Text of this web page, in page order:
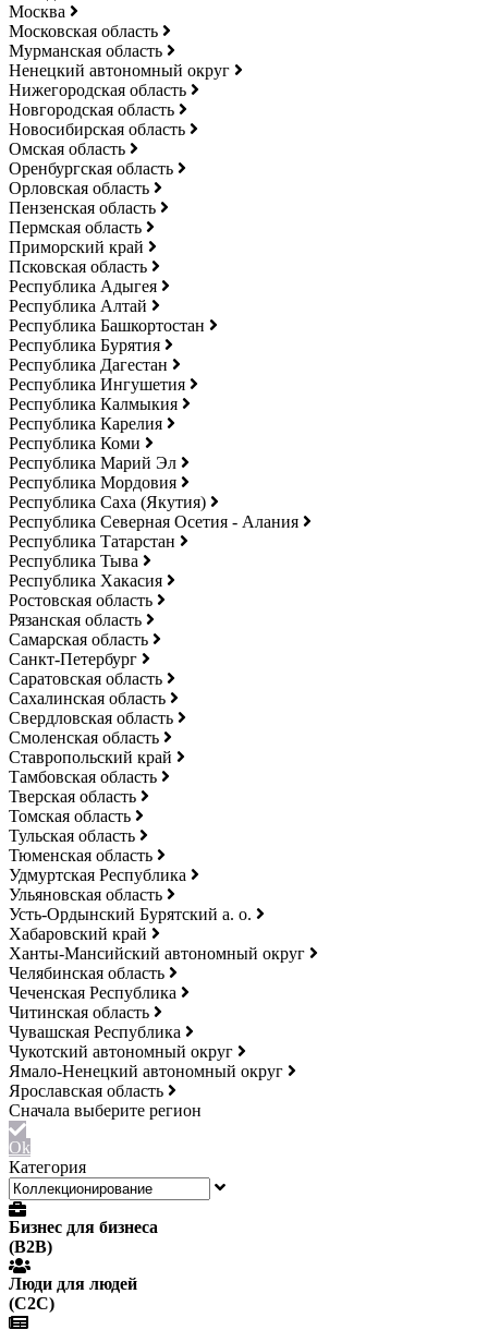
Москва
Московская область
Мурманская область
Ненецкий автономный округ
Нижегородская область
Новгородская область
Новосибирская область
Омская область
Оренбургская область
Орловская область
Пензенская область
Пермская область
Приморский край
Псковская область
Республика Адыгея
Республика Алтай
Республика Башкортостан
Республика Бурятия
Республика Дагестан
Республика Ингушетия
Республика Калмыкия
Республика Карелия
Республика Коми
Республика Марий Эл
Республика Мордовия
Республика Саха (Якутия)
Республика Северная Осетия - Алания
Республика Татарстан
Республика Тыва
Республика Хакасия
Ростовская область
Рязанская область
Самарская область
Санкт-Петербург
Саратовская область
Сахалинская область
Свердловская область
Смоленская область
Ставропольский край
Тамбовская область
Тверская область
Томская область
Тульская область
Тюменская область
Удмуртская Республика
Ульяновская область
Усть-Ордынский Бурятский а. о.
Хабаровский край
Ханты-Мансийский автономный округ
Челябинская область
Чеченская Республика
Читинская область
Чувашская Республика
Чукотский автономный округ
Ямало-Ненецкий автономный округ
Ярославская область
Ok
Категория
Бизнес для бизнеса
(B2B)
Люди для людей
(С2С)